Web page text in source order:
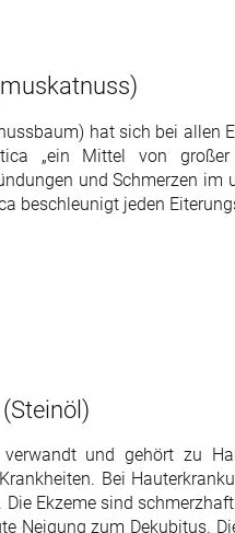
hat sich bei allen
„ein Mittel von großer
und Schmerzen im
beschleunigt jeden
(Steinöl)
und gehört zu
Bei
Ekzeme sind
Neigung zum Dekubitus.